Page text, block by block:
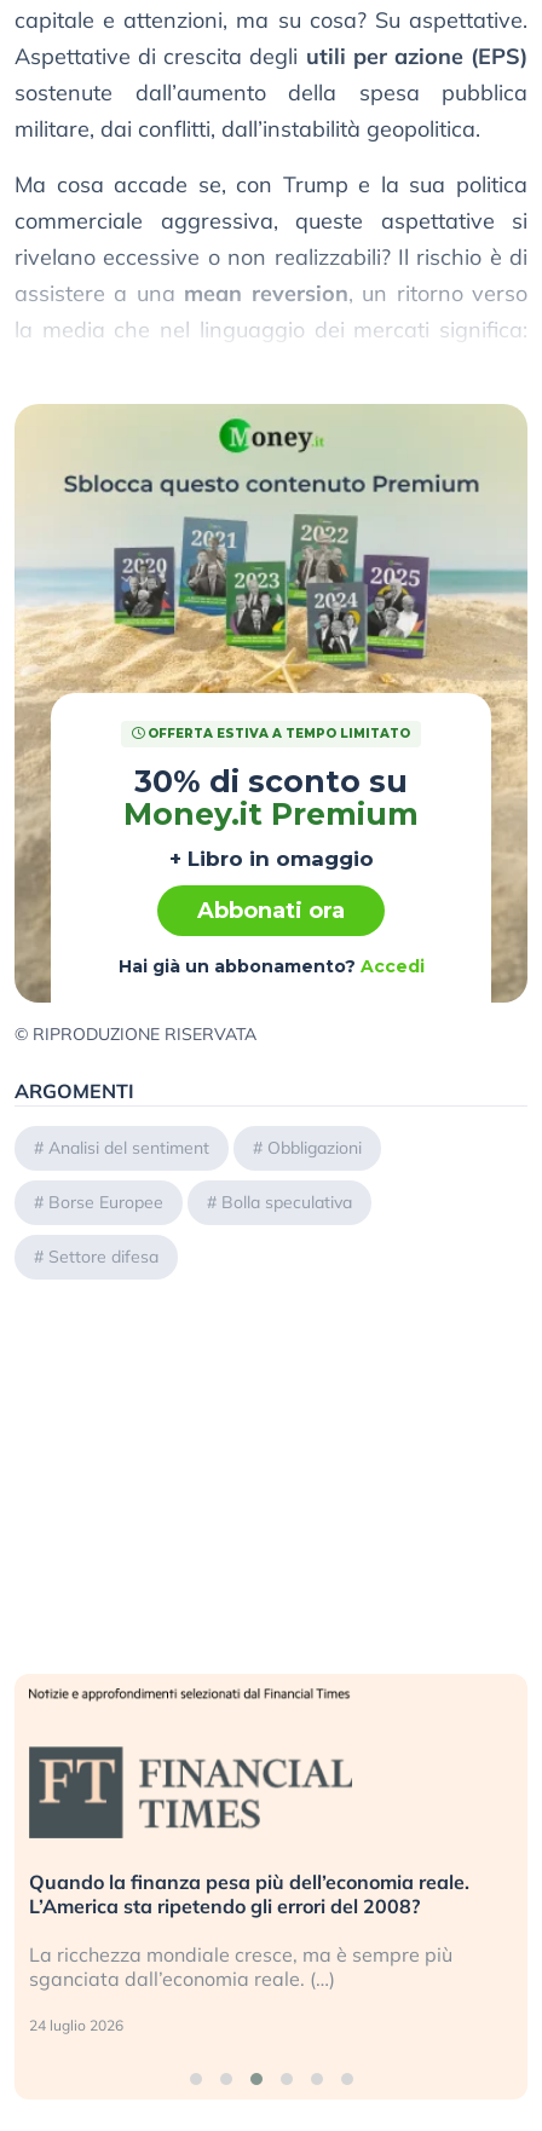
capitale e attenzioni, ma su cosa? Su aspettative.
Aspettative di crescita degli utili per azione (EPS)
sostenute dall’aumento della spesa pubblica
militare, dai conflitti, dall’instabilità geopolitica.
Ma cosa accade se, con Trump e la sua politica
commerciale aggressiva, queste aspettative si
rivelano eccessive o non realizzabili? Il rischio è di
assistere a una mean reversion, un ritorno verso
la media che nel linguaggio dei mercati significa:
OFFERTA ESTIVA A TEMPO LIMITATO
30% di sconto su
Money.it Premium
+ Libro in omaggio
Abbonati ora
Hai già un abbonamento? Accedi
© RIPRODUZIONE RISERVATA
ARGOMENTI
# Analisi del sentiment # Obbligazioni
# Borse Europee # Bolla speculativa
# Settore difesa
Quando la finanza pesa più dell’economia reale.
L’America sta ripetendo gli errori del 2008?
La ricchezza mondiale cresce, ma è sempre più
sganciata dall’economia reale. (…)
24 luglio 2026